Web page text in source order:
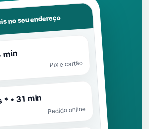
no seu endereço
min
Pix e cartão
• 31 min
Pedido online